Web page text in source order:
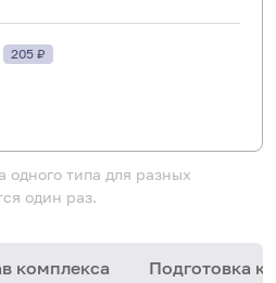
205 ₽
одного типа для разных
один раз.
комплекса Подготовка к